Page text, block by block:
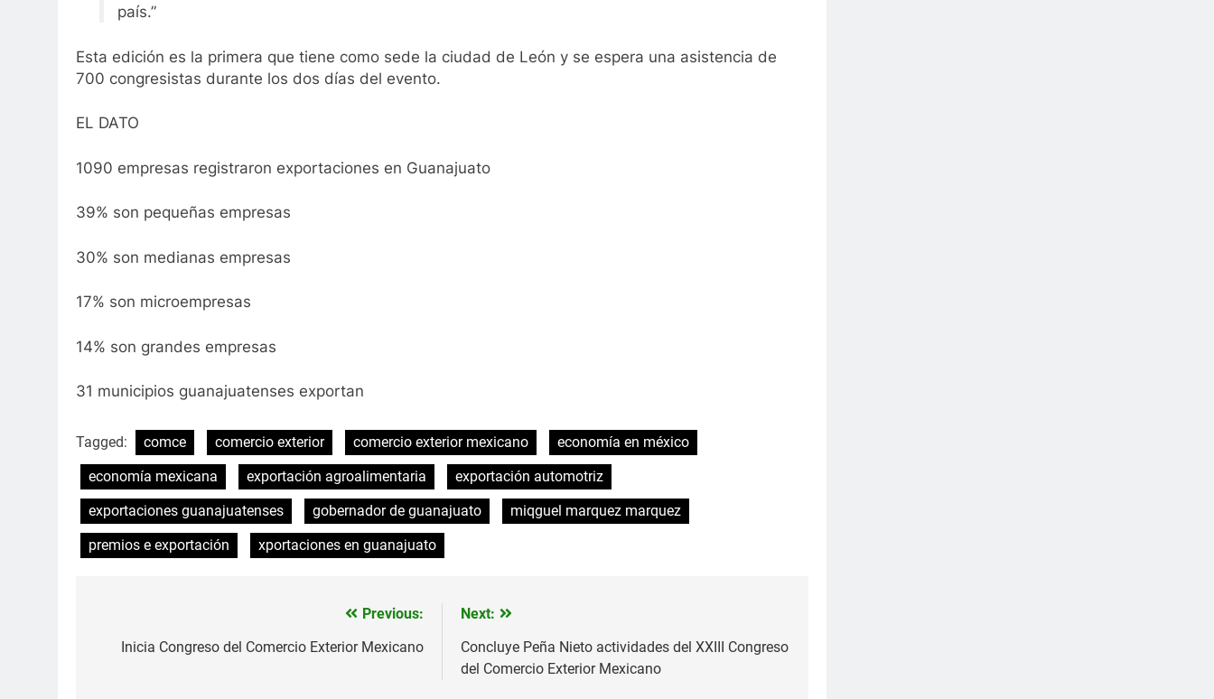
país.”
Esta edición es la primera que tiene como sede la ciudad de León y se espera una asistencia de
700 congresistas durante los dos días del evento.
EL DATO
1090 empresas registraron exportaciones en Guanajuato
39% son pequeñas empresas
30% son medianas empresas
17% son microempresas
14% son grandes empresas
31 municipios guanajuatenses exportan
Tagged: comce comercio exterior comercio exterior mexicano
economía en méxico
economía mexicana
exportación agroalimentaria
exportación automotriz
exportaciones guanajuatenses
gobernador de guanajuato
miqguel marquez marquez
premios e exportación
xportaciones en guanajuato
Previous:
Inicia Congreso del Comercio Exterior Mexicano
Next:
Concluye Peña Nieto actividades del XXIII Congreso
del Comercio Exterior Mexicano